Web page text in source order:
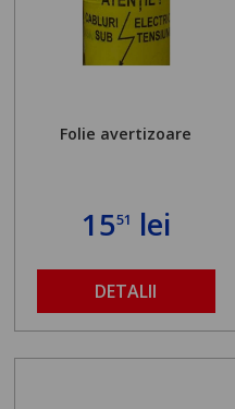
Folie avertizoare
1551 lei
DETALII